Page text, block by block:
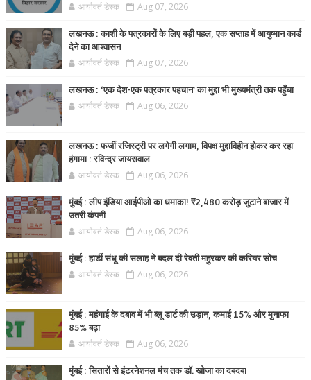
आर्यावर्त डेस्क Aug 07, 2026
लखनऊ : काशी के पत्रकारों के लिए बड़ी पहल, एक सप्ताह में आयुष्मान कार्ड
देने का आश्वासन
आर्यावर्त डेस्क Aug 07, 2026
लखनऊ : ‘एक देश-एक पत्रकार पहचान’ का मुद्दा भी मुख्यमंत्री तक पहुँचा
आर्यावर्त डेस्क Aug 06, 2026
लखनऊ : फर्जी रजिस्ट्री पर लगेगी लगाम, विपक्ष मुद्दाविहीन होकर कर रहा
हंगामा : रविन्द्र जायसवाल
आर्यावर्त डेस्क Aug 06, 2026
मुंबई : लीप इंडिया आईपीओ का धमाका! ₹2,480 करोड़ जुटाने बाजार में
उतरी कंपनी
आर्यावर्त डेस्क Aug 06, 2026
मुंबई : हार्डी संधू की सलाह ने बदल दी रेवती महुरकर की करियर सोच
आर्यावर्त डेस्क Aug 06, 2026
मुंबई : महंगाई के दबाव में भी ब्लू डार्ट की उड़ान, कमाई 15% और मुनाफा
85% बढ़ा
आर्यावर्त डेस्क Aug 06, 2026
मुंबई : सितारों से इंटरनेशनल मंच तक डॉ. खोजा का दबदबा